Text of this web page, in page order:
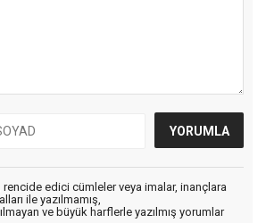
rencide edici cümleler veya imalar, inançlara
ile yazılmamış,
ve büyük harflerle yazılmış yorumlar